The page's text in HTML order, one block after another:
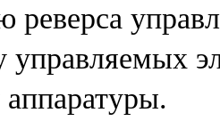
реверса
управляемых
аппаратуры.